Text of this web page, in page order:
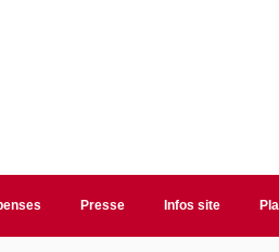
Presse Infos site